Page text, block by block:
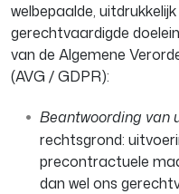
welbepaalde,
gerechtvaardigde
van de Algemene
(AVG / GDPR):
Beantwoording van
rechtsgrond:
precontractuele
dan wel ons